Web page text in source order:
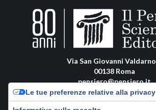
Via San Giovanni
00138 Roma
pensiero@pensiero.it
Le tue preferenze relative alla privacy